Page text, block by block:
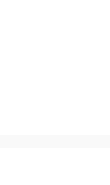
habitantes e
capaz de